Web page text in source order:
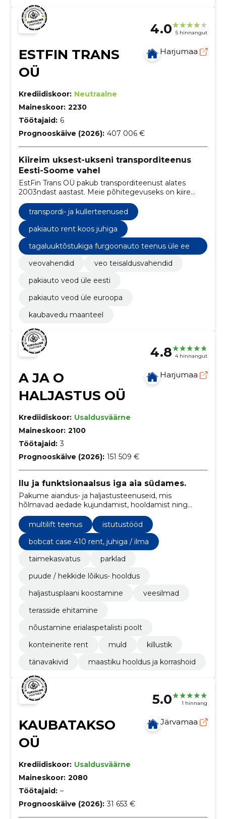
4.0 5 hinnangut
ESTFIN TRANS
OÜ
Harjumaa
Krediidiskoor: Neutraalne
Maineskoor: 2230
Töötajaid: 6
Prognooskäive (2026): 407 006 €
Kiireim uksest-ukseni transporditeenus
Eesti-Soome vahel
EstFin Trans OÜ pakub transporditeenust alates
2003ndast aastast. Meie põhitegevuseks on kiire
väikepakkide ja osakoormate transport nii Eesti ja
Soome vahel, kui ka riigisiseselt.
transpordi- ja kullerteenused
pakiauto rent koos juhiga
tagaluuktõstukiga furgoonauto teenus üle eest
i
veovahendid
veo teisaldusvahendid
pakiauto veod üle eesti
pakiauto veod üle euroopa
kaubavedu maanteel
4.8 4 hinnangut
A JA O
HALJASTUS OÜ
Harjumaa
Krediidiskoor: Usaldusväärne
Maineskoor: 2100
Töötajaid: 3
Prognooskäive (2026): 151 509 €
Ilu ja funktsionaalsus iga aia südames.
Pakume aiandus- ja haljastusteenuseid, mis
hõlmavad aedade kujundamist, hooldamist ning
kauniks ja hoolitsetuks.
multilift teenus
istutustööd
bobcat case 410 rent, juhiga / ilma
taimekasvatus
parklad
puude / hekkide lõikus- hooldus
haljastusplaani koostamine
veesilmad
terasside ehitamine
nõustamine erialaspetalisti poolt
konteinerite rent
muld
killustik
tänavakivid
maastiku hooldus ja korrashoid
5.0 1 hinnang
KAUBATAKSO
OÜ
Järvamaa
Krediidiskoor: Usaldusväärne
Maineskoor: 2080
Töötajaid: –
Prognooskäive (2026): 31 653 €